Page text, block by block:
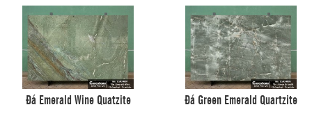
Đá Emerald Wine Quatzite Đá Green Emerald Quartzite